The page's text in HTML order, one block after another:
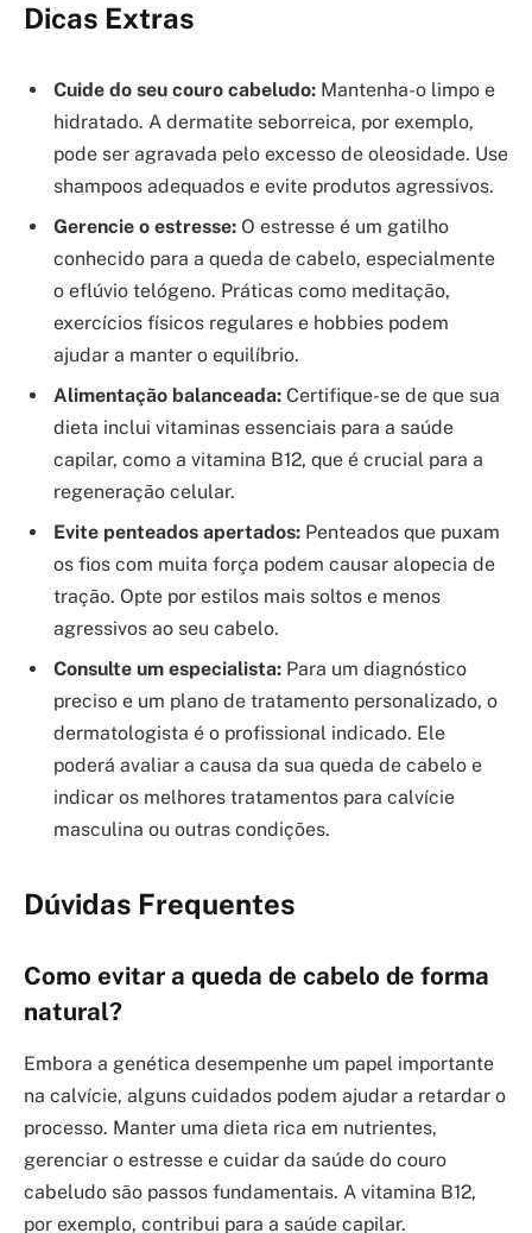
Dicas Extras
Cuide do seu couro cabeludo: Mantenha-o limpo e
hidratado. A dermatite seborreica, por exemplo,
pode ser agravada pelo excesso de oleosidade. Use
shampoos adequados e evite produtos agressivos.
Gerencie o estresse: O estresse é um gatilho
conhecido para a queda de cabelo, especialmente
o eflúvio telógeno. Práticas como meditação,
exercícios físicos regulares e hobbies podem
ajudar a manter o equilíbrio.
Alimentação balanceada: Certifique-se de que sua
dieta inclui vitaminas essenciais para a saúde
capilar, como a vitamina B12, que é crucial para a
regeneração celular.
Evite penteados apertados: Penteados que puxam
os fios com muita força podem causar alopecia de
tração. Opte por estilos mais soltos e menos
agressivos ao seu cabelo.
Consulte um especialista: Para um diagnóstico
preciso e um plano de tratamento personalizado, o
dermatologista é o profissional indicado. Ele
poderá avaliar a causa da sua queda de cabelo e
indicar os melhores tratamentos para calvície
masculina ou outras condições.
Dúvidas Frequentes
Como evitar a queda de cabelo de forma
natural?
Embora a genética desempenhe um papel importante
na calvície, alguns cuidados podem ajudar a retardar o
processo. Manter uma dieta rica em nutrientes,
gerenciar o estresse e cuidar da saúde do couro
cabeludo são passos fundamentais. A vitamina B12,
por exemplo, contribui para a saúde capilar.